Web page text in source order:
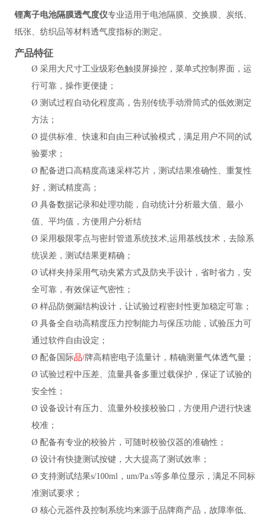
锂离子电池隔膜透气度仪专业适用于电池隔膜、交换膜、炭纸、
纸张、纺织品等材料透气度指标的测定。
产品特征
Ø 采用大尺寸工业级彩色触摸屏操控，菜单式控制界面，运
行可靠，操作更便捷；
Ø 测试过程自动化程度高，告别传统手动滑筒式的低效测定
方法；
Ø 提供标准、快速和自由三种试验模式，满足用户不同的试
验要求；
Ø 配备进口高精度高速采样芯片，测试结果准确性、重复性
好，测试精度高；
Ø 具备数据记录和处理功能， 自动统计分析最大值、最小
值、平均值，方便用户分析结
Ø 采用极限零点与密封管道系统技术,运用基线技术，去除系
统误差，测试结果更精确；
Ø 试样夹持采用气动夹紧方式及防夹手设计，省时省力，安
全可靠，有效保证气密性；
Ø 样品防侧漏结构设计，让试验过程密封性更加稳定可靠；
Ø 具备全自动高精度压力控制能力与保压功能，试验压力可
通过软件自由设定；
Ø 配备国际品/牌高精密电子流量计，精确测量气体透气量；
Ø 试验过程中压差、流量具备多重过载保护，保证了试验的
安全性；
Ø 设备设计有压力、流量外校接校验口，方便用户进行快速
校准；
Ø 配备有专业的校验片，可随时校验仪器的准确性；
Ø 设计有快捷测试按键，大大提高了测试效率；
Ø 支持测试结果s/100ml，um/Pa.s等多单位显示，满足不同标
准测试要求；
Ø 核心元器件及控制系统均来源于品牌商产品，故障率低、